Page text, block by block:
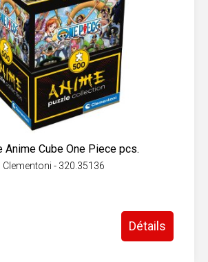
Anime Cube One Piece pcs.
Clementoni - 320.35136
Détails